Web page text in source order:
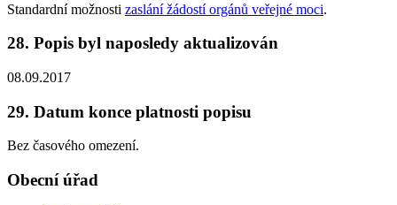
Standardní možnosti zaslání žádostí orgánů veřejné moci.
28. Popis byl naposledy aktualizován
08.09.2017
29. Datum konce platnosti popisu
Bez časového omezení.
Obecní úřad